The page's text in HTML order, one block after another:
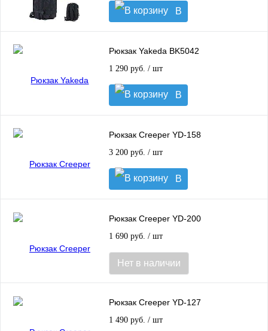
В
корзину
Рюкзак Yakeda BK5042
1 290 руб. / шт
В
корзину
Рюкзак Creeper YD-158
3 200 руб. / шт
В
корзину
Рюкзак Creeper YD-200
1 690 руб. / шт
Нет в наличии
Рюкзак Creeper YD-127
1 490 руб. / шт